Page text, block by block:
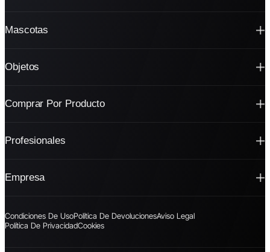
Mascotas
Objetos
Comprar Por Producto
Profesionales
Empresa
Condiciones De UsoPolítica De DevolucionesAviso Legal
Política De PrivacidadCookies